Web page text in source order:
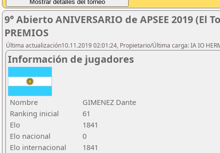
9° Abierto ANIVERSARIO de APSEE 2019 (El
PREMIOS
Última actualización10.11.2019 02:01:24, Propietario/Última carga: IA IO
Información de jugadores
Nombre
GIMENEZ Dante
Ranking inicial
61
Elo
1841
Elo nacional
0
Elo internacional
1841